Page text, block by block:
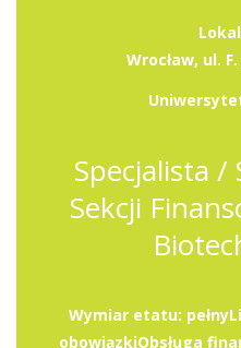
Wrocław, ul.
Specjalista /
Sekcji
Wymiar etatu:
obowiązkiObsługa